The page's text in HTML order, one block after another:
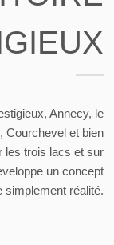
Annecy, le
Courchevel et bien
les trois lacs et sur
un concept
simplement réalité.